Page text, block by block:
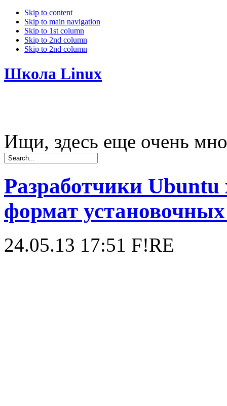
Skip to content
Skip to main navigation
Skip to 1st column
Skip to 2nd column
Skip to 2nd column
Школа Linux
Ищи, здесь еще очень
Разработчики Ubuntu
формат
24.05.13 17:51 F!RE